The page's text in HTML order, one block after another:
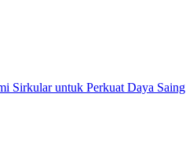
Sirkular untuk Perkuat Daya Saing